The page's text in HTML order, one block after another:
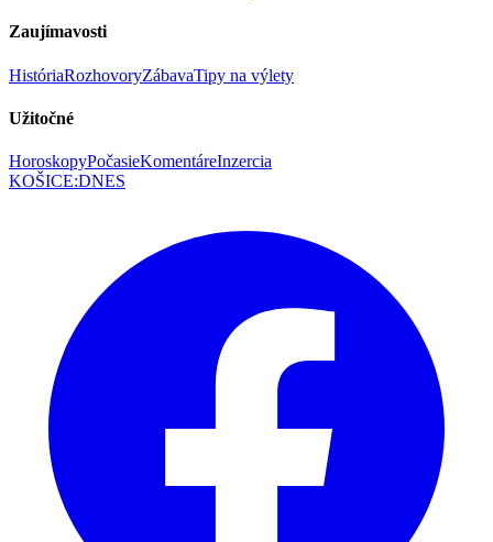
Zaujímavosti
HistóriaRozhovoryZábavaTipy na výlety
Užitočné
HoroskopyPočasieKomentáreInzercia
KOŠICE:DNES